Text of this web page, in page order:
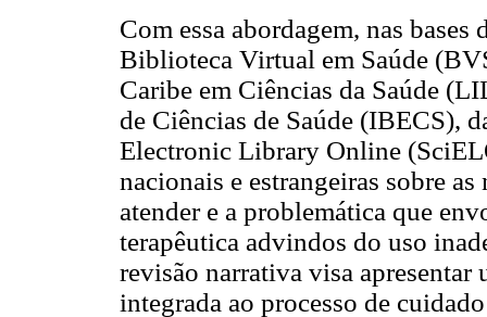
Com essa abordagem, nas
Biblioteca Virtual em Saúde
Caribe em Ciências da Saúde
de Ciências de Saúde (IBECS),
Electronic Library Online
nacionais e estrangeiras sobre
atender e a problemática que
terapêutica advindos do uso
revisão narrativa visa
integrada ao processo de